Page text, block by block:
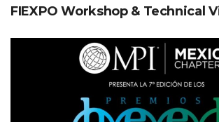
FIEXPO Workshop & Technical